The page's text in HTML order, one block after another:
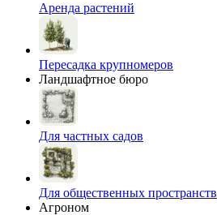
Аренда растений
Пересадка крупномеров
Ландшафтное бюро
Для частных садов
Для общественных пространств
Агроном